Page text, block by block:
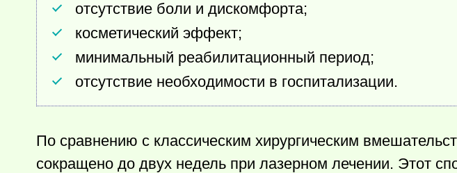
отсутствие боли и дискомфорта;
косметический эффект;
минимальный реабилитационный период;
отсутствие необходимости в госпитализации.
По сравнению с классическим хирургическим
сокращено до двух недель при лазерном лечении. Этот